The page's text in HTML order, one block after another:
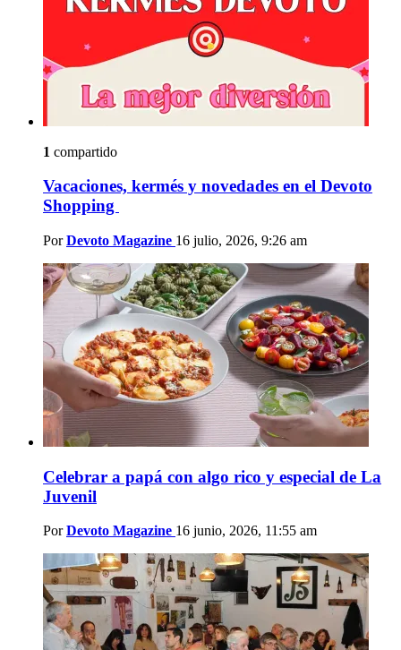
1 compartido
Vacaciones, kermés y novedades en el Devoto
Shopping
Por Devoto Magazine 16 julio, 2026, 9:26 am
Celebrar a papá con algo rico y especial de La
Juvenil
Por Devoto Magazine 16 junio, 2026, 11:55 am